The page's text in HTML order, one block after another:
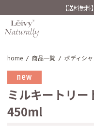
【送料無
home / 商品一覧 / ボディシ
ミルキートリー
450ml